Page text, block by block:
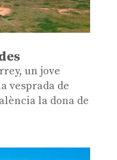
un jove
vesprada de
la dona de